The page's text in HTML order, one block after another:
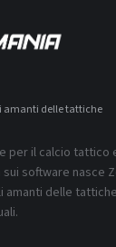
amanti delle tattiche
per il calcio tattico
software nasce
amanti delle tattiche